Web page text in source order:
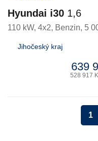
Hyundai i30 1,6
110 kW, 4x2, Benzin, 5
Jihočeský kraj
639
528 917
1